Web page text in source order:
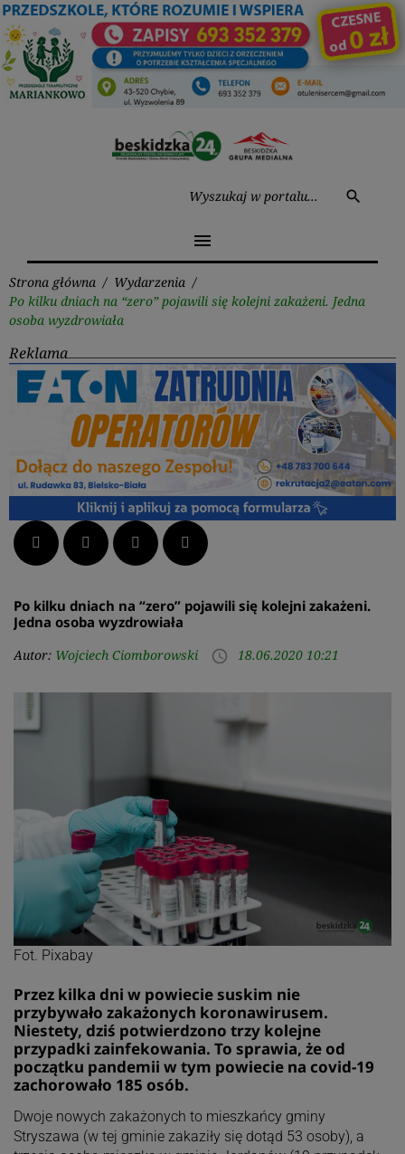
Przejdź
do
treści
search
menu
Strona główna / Wydarzenia /
Po kilku dniach na “zero” pojawili się kolejni zakażeni. Jedna
osoba wyzdrowiała
Reklama
Facebook Twitter LinkedIn Pinterest
Po kilku dniach na “zero” pojawili się kolejni zakażeni.
Jedna osoba wyzdrowiała
Autor: Wojciech Ciomborowski access_time 18.06.2020 10:21
Fot. Pixabay
Przez kilka dni w powiecie suskim nie
przybywało zakażonych koronawirusem.
Niestety, dziś potwierdzono trzy kolejne
przypadki zainfekowania. To sprawia, że od
początku pandemii w tym powiecie na covid-19
zachorowało 185 osób.
Dwoje nowych zakażonych to mieszkańcy gminy
Stryszawa (w tej gminie zakaziły się dotąd 53 osoby), a